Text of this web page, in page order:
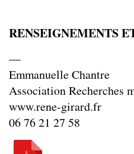
RENSEIGNEMENTS
—
Emmanuelle Chantre
Association Recherches
www.rene-girard.fr
06 76 21 27 58